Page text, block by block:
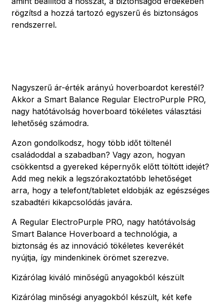
rögzítsd a hozzá tartozó egyszerű és biztonságos
rendszerrel.
Nagyszerű ár-érték arányú hoverboardot kerestél?
Akkor a Smart Balance Regular ElectroPurple PRO,
nagy hatótávolság hoverboard tökéletes választási
lehetőség számodra.
Azon gondolkodsz, hogy több időt töltenél
családoddal a szabadban? Vagy azon, hogyan
csökkentsd a gyereked képernyők előtt töltött idejét?
Add meg nekik a legszórakoztatóbb lehetőséget
arra, hogy a telefont/tabletet eldobják az egészséges
szabadtéri kikapcsolódás javára.
A Regular ElectroPurple PRO, nagy hatótávolság
Smart Balance Hoverboard a technológia, a
biztonság és az innováció tökéletes keverékét
nyújtja, így mindenkinek örömet szerezve.
Kizárólag kiváló minőségű anyagokból készült
Kizárólag minőségi anyagokból készült, két kefe